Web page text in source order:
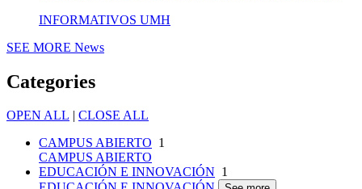
INFORMATIVOS UMH
SEE MORE News
Categories
OPEN ALL | CLOSE ALL
CAMPUS ABIERTO 1
CAMPUS ABIERTO
EDUCACIÓN E INNOVACIÓN 1